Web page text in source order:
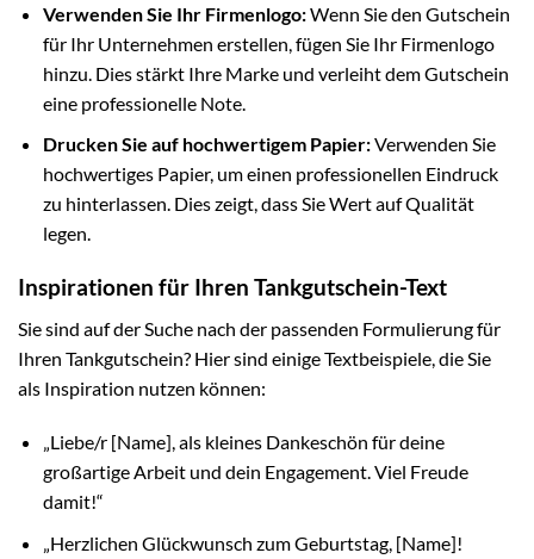
Verwenden Sie Ihr Firmenlogo:Wenn Sie den Gutschein
für Ihr Unternehmen erstellen, fügen Sie Ihr Firmenlogo
hinzu. Dies stärkt Ihre Marke und verleiht dem Gutschein
eine professionelle Note.
Drucken Sie auf hochwertigem Papier:Verwenden Sie
hochwertiges Papier, um einen professionellen Eindruck
zu hinterlassen. Dies zeigt, dass Sie Wert auf Qualität
legen.
Inspirationen für Ihren Tankgutschein-Text
Sie sind auf der Suche nach der passenden Formulierung für
Ihren Tankgutschein? Hier sind einige Textbeispiele, die Sie
als Inspiration nutzen können:
„Liebe/r [Name], als kleines Dankeschön für deine
großartige Arbeit und dein Engagement. Viel Freude
damit!“
„Herzlichen Glückwunsch zum Geburtstag, [Name]!